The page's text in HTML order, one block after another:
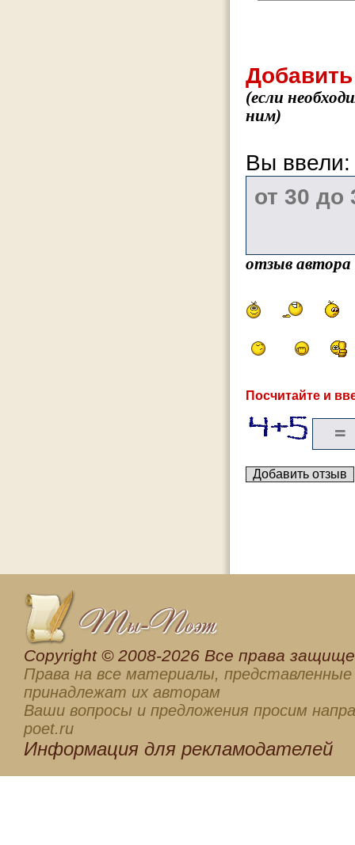
(если
ним)
Вы
отзыв
Посчитайте и
Сopyright © 2008-2026 Все права
Права на все материалы, представленные
принадлежат их авторам
Ваши вопросы и предложения просим
poet.ru
Информация для рекламодателей